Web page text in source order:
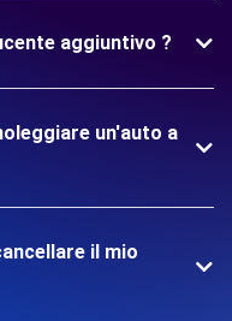
aggiuntivo ?
un'auto a
il mio